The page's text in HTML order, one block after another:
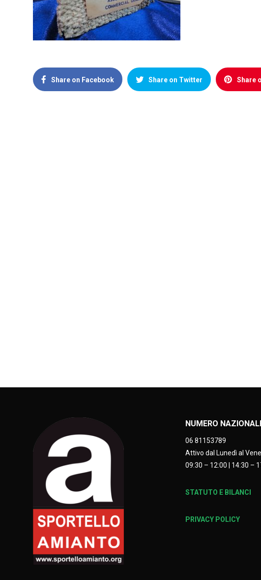
Share on Facebook Share on Twitter Share
NUMERO
06 81153789
Attivo dal Lunedì al
09:30 – 12:00 | 14:30 –
STATUTO E BILANCI
PRIVACY POLICY